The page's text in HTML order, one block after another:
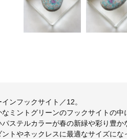
ンフックサイト／12。
なミントグリーンのフックサイトの中
パステルカラーが春の新緑や彩り豊
トやネックレスに最適なサイズにな